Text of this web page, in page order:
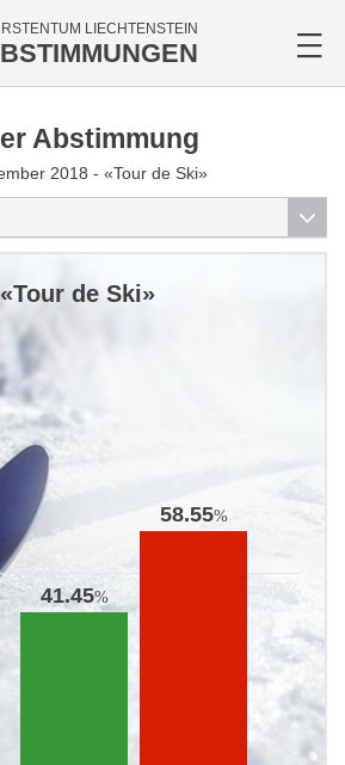
LIECHTENSTEIN
Abstimmung
2018 - «Tour de Ski»
«Tour de Ski»
41.45%
58.55%